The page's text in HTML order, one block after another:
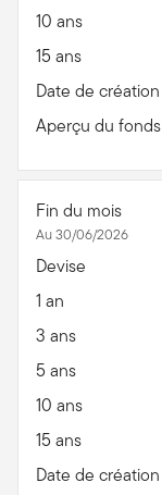
10 ans
15 ans
Date de création
Aperçu du fonds
Fin du mois
Au 30/06/2026
Devise
1 an
3 ans
5 ans
10 ans
15 ans
Date de création